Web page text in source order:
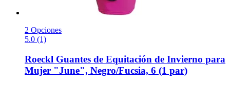
2 Opciones
5.0 (1)
Roeckl Guantes de Equitación de Invierno para
Mujer "June", Negro/Fucsia, 6 (1 par)